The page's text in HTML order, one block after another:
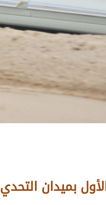
بميدان التحدي